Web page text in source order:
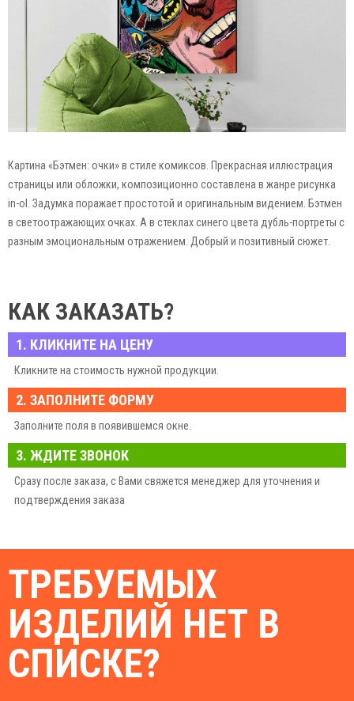
Картина «Бэтмен: очки» в стиле комиксов. Прекрасная иллюстрация
страницы или обложки, композиционно составлена в жанре рисунка
in-ol. Задумка поражает простотой и оригинальным видением. Бэтмен
в светоотражающих очках. А в стеклах синего цвета дубль-портреты с
разным эмоциональным отражением. Добрый и позитивный сюжет.
КАК ЗАКАЗАТЬ?
1. КЛИКНИТЕ НА ЦЕНУ
Кликните на стоимость нужной продукции.
2. ЗАПОЛНИТЕ ФОРМУ
Заполните поля в появившемся окне.
3. ЖДИТЕ ЗВОНОК
Сразу после заказа, с Вами свяжется менеджер для уточнения и
подтверждения заказа
ТРЕБУЕМЫХ
ИЗДЕЛИЙ НЕТ В
СПИСКЕ?